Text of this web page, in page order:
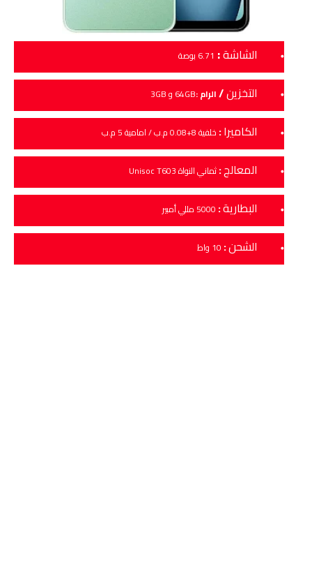
الشاشة: 6.71 بوصة
التخزين/الرام :64GB و 3GB
الكاميرا: خلفية 8+0.08 م.ب / امامية 5 م.ب
المعالج:ثماني النواة Unisoc T603
البطارية: 5000 مللي أمبير
الشحن: 10 واط